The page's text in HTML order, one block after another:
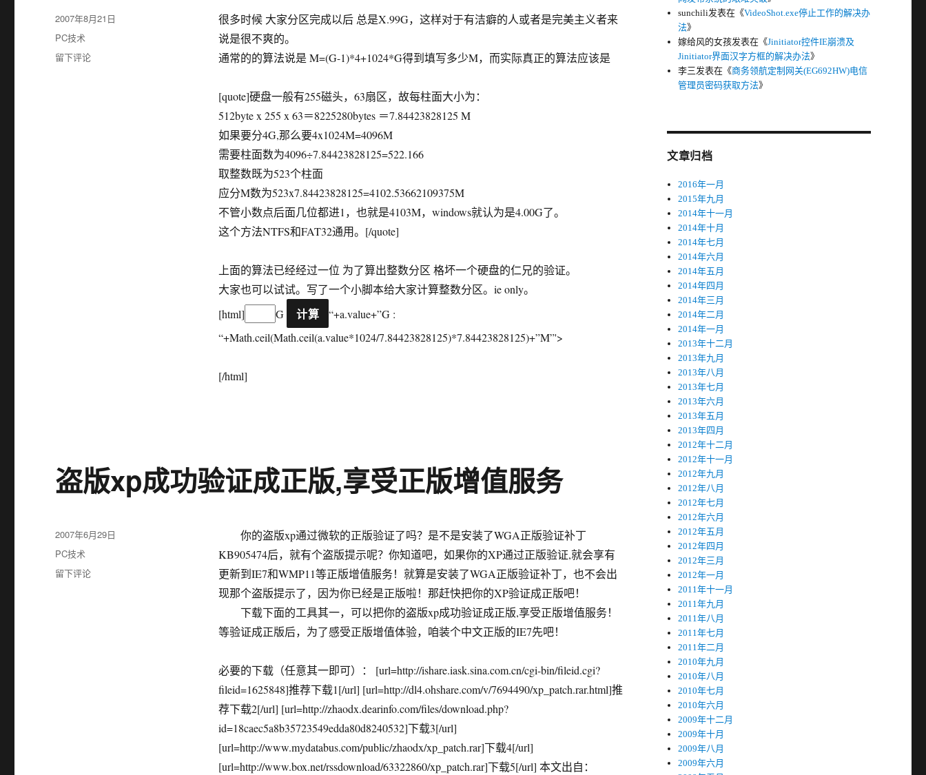
很多时候 大家分区完成以后 总是X.99G，这样对于有洁癖的人或者是完美主义者来
说是很不爽的。
通常的的算法说是 M=(G-1)*4+1024*G得到填写多少M，而实际真正的算法应该是
[quote]硬盘一般有255磁头，63扇区，故每柱面大小为：
512byte x 255 x 63＝8225280bytes ＝7.84423828125 M
如果要分4G,那么要4x1024M=4096M
需要柱面数为4096÷7.84423828125=522.166
取整数既为523个柱面
应分M数为523x7.84423828125=4102.53662109375M
不管小数点后面几位都进1，也就是4103M，windows就认为是4.00G了。
这个方法NTFS和FAT32通用。[/quote]
上面的算法已经经过一位 为了算出整数分区 格坏一个硬盘的仁兄的验证。
大家也可以试试。写了一个小脚本给大家计算整数分区。ie only。
[html]
G
“+a.value+”G :
“+Math.ceil(Math.ceil(a.value*1024/7.84423828125)*7.84423828125)+”M”'>
[/html]
发
布
2007年8月21日
分
类
PC技术
于
留下评论
盗版xp成功验证成正版,享受正版增值服务
你的盗版xp通过微软的正版验证了吗？是不是安装了WGA正版验证补丁
KB905474后，就有个盗版提示呢？你知道吧，如果你的XP通过正版验证,就会享有
更新到IE7和WMP11等正版增值服务！就算是安装了WGA正版验证补丁，也不会出
现那个盗版提示了，因为你已经是正版啦！那赶快把你的XP验证成正版吧！
下载下面的工具其一，可以把你的盗版xp成功验证成正版,享受正版增值服务！
等验证成正版后，为了感受正版增值体验，咱装个中文正版的IE7先吧！
必要的下载（任意其一即可）： [url=http://ishare.iask.sina.com.cn/cgi-bin/fileid.cgi?
fileid=1625848]推荐下载1[/url] [url=http://dl4.ohshare.com/v/7694490/xp_patch.rar.html]推
荐下载2[/url] [url=http://zhaodx.dearinfo.com/files/download.php?
id=18caec5a8b35723549edda80d8240532]下载3[/url]
[url=http://www.mydatabus.com/public/zhaodx/xp_patch.rar]下载4[/url]
[url=http://www.box.net/rssdownload/63322860/xp_patch.rar]下载5[/url] 本文出自：
发
布
2007年6月29日
分
类
PC技术
于
留下评论
sunchili发表在《VideoShot.exe停止工作的解决办
法》
嫁给风的女孩发表在《Jinitiator控件IE崩溃及
Jinitiator界面汉字方框的解决办法》
李三发表在《商务领航定制网关(EG692HW)电信
管理员密码获取方法》
文章归档
2016年一月
2015年九月
2014年十一月
2014年十月
2014年七月
2014年六月
2014年五月
2014年四月
2014年三月
2014年二月
2014年一月
2013年十二月
2013年九月
2013年八月
2013年七月
2013年六月
2013年五月
2013年四月
2012年十二月
2012年十一月
2012年九月
2012年八月
2012年七月
2012年六月
2012年五月
2012年四月
2012年三月
2012年一月
2011年十一月
2011年九月
2011年八月
2011年七月
2011年二月
2010年九月
2010年八月
2010年七月
2010年六月
2009年十二月
2009年十月
2009年八月
2009年六月